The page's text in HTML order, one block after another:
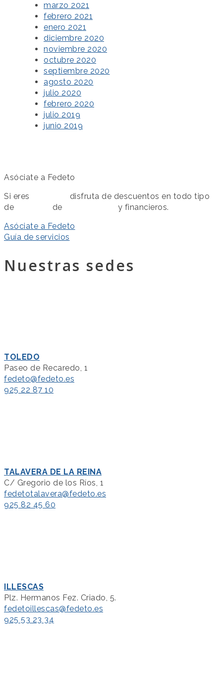
marzo 2021
febrero 2021
enero 2021
diciembre 2020
noviembre 2020
octubre 2020
septiembre 2020
agosto 2020
julio 2020
febrero 2020
julio 2019
junio 2019
Asóciate a Fedeto
Si eres
disfruta de descuentos en todo tipo
de
de
y financieros.
Asóciate a Fedeto
Guía de servicios
Nuestras sedes
TOLEDO
Paseo de Recaredo, 1
fedeto@fedeto.es
925 22 87 10
TALAVERA DE LA REINA
C/ Gregorio de los Ríos, 1
fedetotalavera@fedeto.es
925 82 45 60
ILLESCAS
Plz. Hermanos Fez. Criado, 5.
fedetoillescas@fedeto.es
925 53 23 34